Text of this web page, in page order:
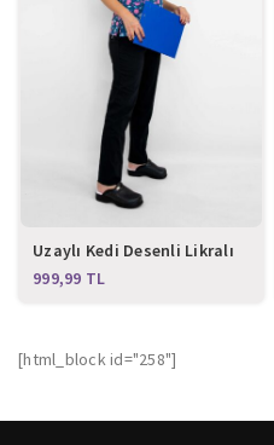
Uzaylı Kedi Desenli Likralı
Alt Üst Takım
TL
[html_block id="258"]